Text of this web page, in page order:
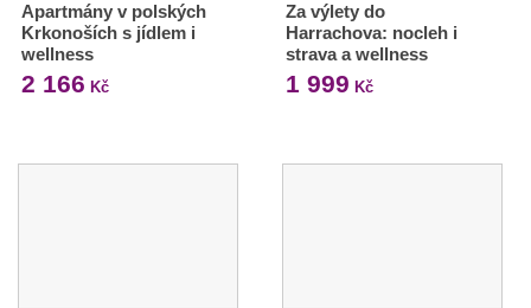
Apartmány v polských
Krkonoších s jídlem i
wellness
2 166 Kč
Za výlety do
Harrachova: nocleh i
strava a wellness
1 999 Kč